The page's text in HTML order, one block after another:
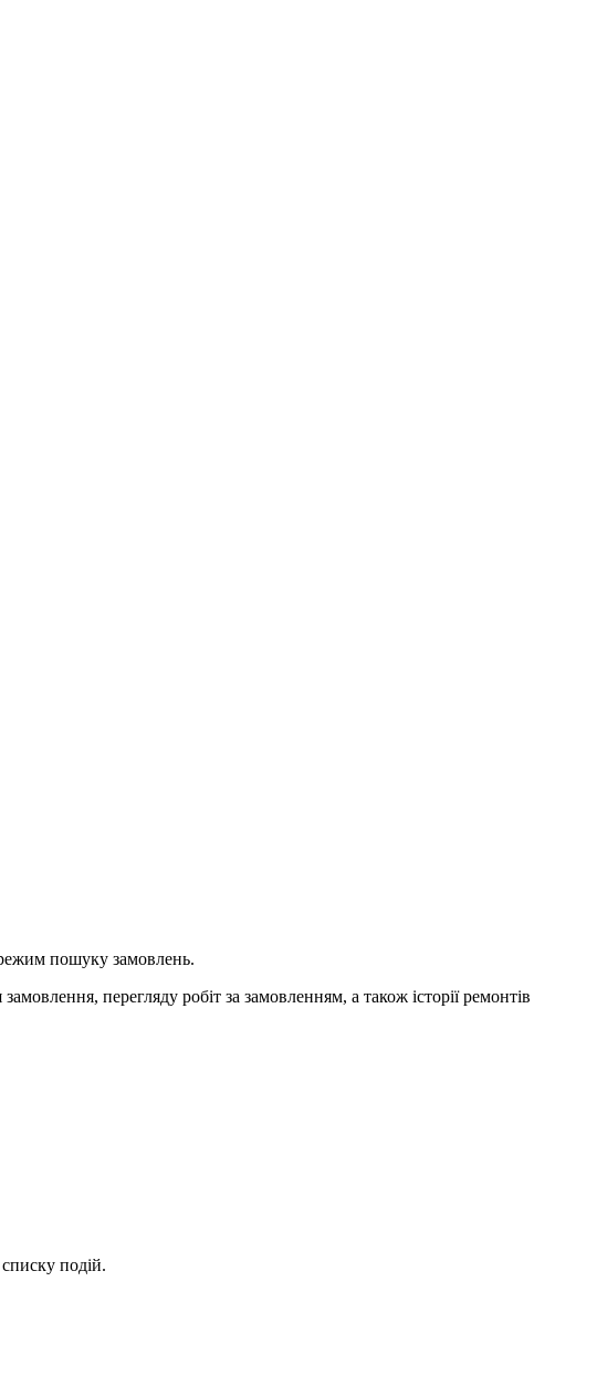
пошуку замовлень.
перегляду робіт за замовленням, а також історії ремонтів
подій.